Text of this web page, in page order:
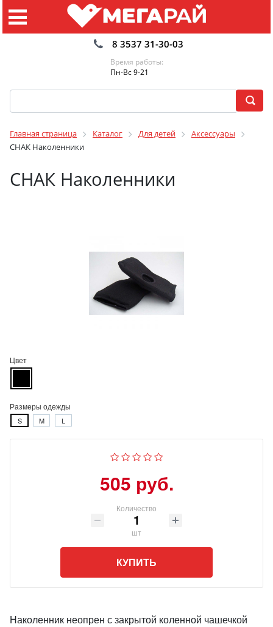
8 3537 31-30-03
Время работы:
Пн-Вс 9-21
Главная страница Каталог Для детей
Аксессуары
СНАК Наколенники
СНАК Наколенники
Цвет
Размеры одежды
S M L
505 руб.
Количество
шт
КУПИТЬ
Наколенник неопрен с закрытой коленной чашечкой